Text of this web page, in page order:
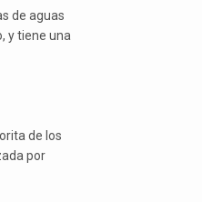
de aguas
y tiene una
de los
por